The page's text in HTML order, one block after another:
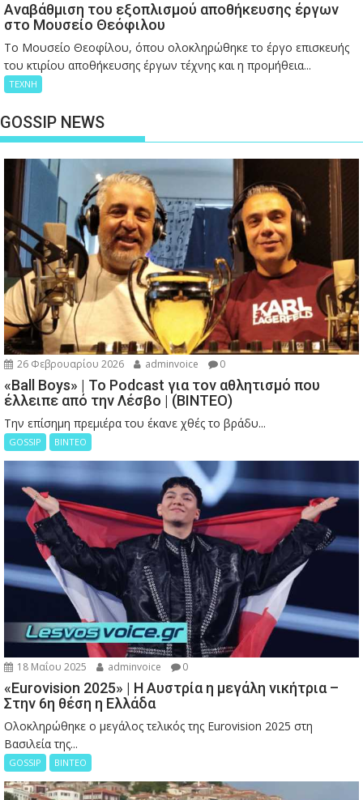
Αναβάθμιση του εξοπλισμού αποθήκευσης έργων
στο Μουσείο Θεόφιλου
Το Μουσείο Θεοφίλου, όπου ολοκληρώθηκε το έργο επισκευής
του κτιρίου αποθήκευσης έργων τέχνης και η προμήθεια...
ΤΕΧΝΗ
GOSSIP NEWS
26 Φεβρουαρίου 2026 adminvoice 0
«Ball Boys» | Το Podcast για τον αθλητισμό που
έλλειπε από την Λέσβο | (ΒΙΝΤΕΟ)
Την επίσημη πρεμιέρα του έκανε χθές το βράδυ...
GOSSIP ΒΙΝΤΕΟ
18 Μαΐου 2025 adminvoice 0
«Eurovision 2025» | Η Αυστρία η μεγάλη νικήτρια –
Στην 6η θέση η Ελλάδα
Ολοκληρώθηκε ο μεγάλος τελικός της Eurovision 2025 στη
Βασιλεία της...
GOSSIP ΒΙΝΤΕΟ